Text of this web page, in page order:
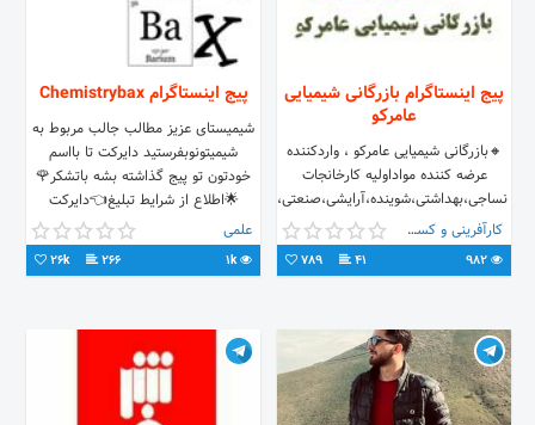
پیج اینستاگرام بازرگانی شیمیایی
عامرکو
🔸️بازرگانی شیمیایی عامرکو ، واردکننده
عرضه کننده مواداولیه کارخانجات
نساجی،بهداشتی،شوینده،آرایشی،صنعتی،آبکاری،رنگ
و رزین ( ابراهیم عامری) 📱
09124119768 📞0۲۱33510443 آدرس
: خیابان ۱۵ خرداد
کارآفرینی و کسب و کار
41
789
پیج اینستاگرام Chemistrybax
شیمیستای عزیز مطالب جالب مربوط به
شیمیتونوبفرستید دایرکت تا بااسم
خودتون تو پیج گذاشته بشه باتشکر🌹
🌟اطلاع از شرایط تبلیغ👈دایرکت
علمی
1k
266
26k